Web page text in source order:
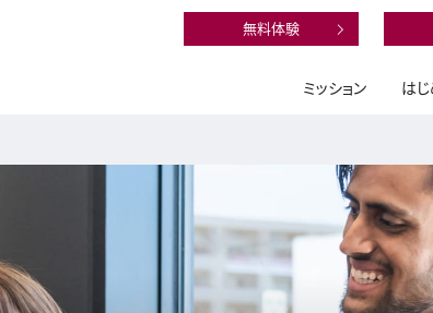
無料体験
ミッション は